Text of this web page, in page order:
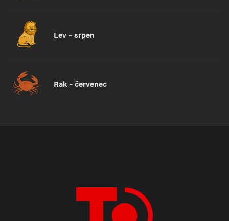
Lev – srpen
Rak – červenec